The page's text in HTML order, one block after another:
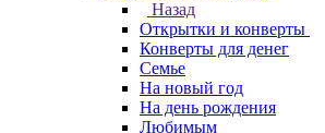
Назад
Открытки и конверты
Конверты для денег
Семье
На новый год
На день рождения
Любимым